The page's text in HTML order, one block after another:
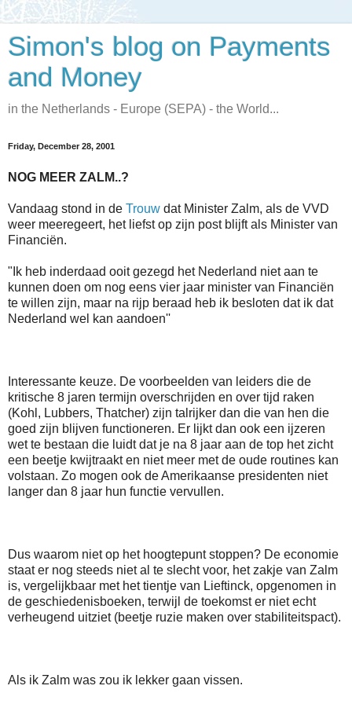
Simon's blog on Payments
and Money
in the Netherlands - Europe (SEPA) - the World...
Friday, December 28, 2001
NOG MEER ZALM..?
Vandaag stond in de Trouw dat Minister Zalm, als de VVD
weer meeregeert, het liefst op zijn post blijft als Minister van
Financiën.
"Ik heb inderdaad ooit gezegd het Nederland niet aan te
kunnen doen om nog eens vier jaar minister van Financiën
te willen zijn, maar na rijp beraad heb ik besloten dat ik dat
Nederland wel kan aandoen''
Interessante keuze. De voorbeelden van leiders die de
kritische 8 jaren termijn overschrijden en over tijd raken
(Kohl, Lubbers, Thatcher) zijn talrijker dan die van hen die
goed zijn blijven functioneren. Er lijkt dan ook een ijzeren
wet te bestaan die luidt dat je na 8 jaar aan de top het zicht
een beetje kwijtraakt en niet meer met de oude routines kan
volstaan. Zo mogen ook de Amerikaanse presidenten niet
langer dan 8 jaar hun functie vervullen.
Dus waarom niet op het hoogtepunt stoppen? De economie
staat er nog steeds niet al te slecht voor, het zakje van Zalm
is, vergelijkbaar met het tientje van Lieftinck, opgenomen in
de geschiedenisboeken, terwijl de toekomst er niet echt
verheugend uitziet (beetje ruzie maken over stabiliteitspact).
Als ik Zalm was zou ik lekker gaan vissen.